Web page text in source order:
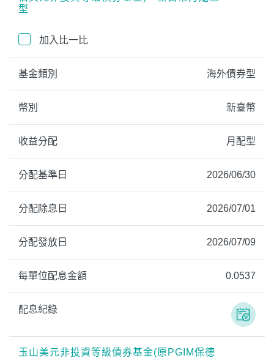
醫療生化 中國品牌 0%手續費
型
加入比一比
基金類別 海外債券型
幣別 新臺幣
收益分配 月配型
分配基準日 2026/06/30
分配除息日 2026/07/01
分配發放日 2026/07/09
每單位配息金額 0.0537
配息紀錄
玉山美元非投資等級債券基金(原PGIM保德